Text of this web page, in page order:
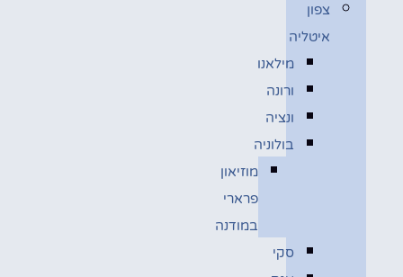
צפון
איטליה
מילאנו
ורונה
ונציה
בולוניה
מוזיאון
פרארי
במודנה
סקי